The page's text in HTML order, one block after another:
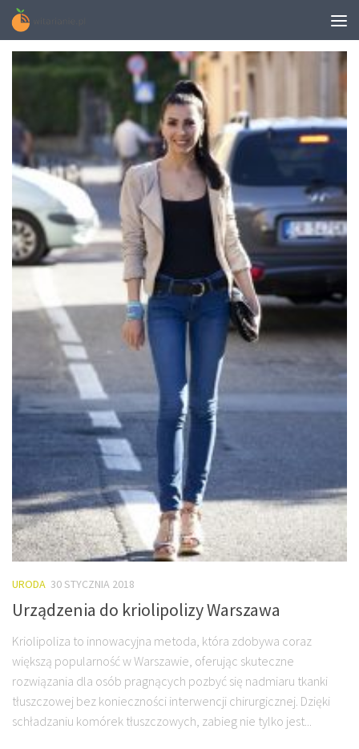
URODA 30 STYCZNIA 2018
Urządzenia do kriolipolizy Warszawa
Kriolipoliza to innowacyjna metoda, która zdobywa coraz
większą popularność w Warszawie, oferując skuteczne
rozwiązania dla osób pragnących pozbyć się nadmiaru tkanki
tłuszczowej bez konieczności interwencji chirurgicznej. Dzięki
schładzaniu komórek tłuszczowych, zabieg nie tylko jest...